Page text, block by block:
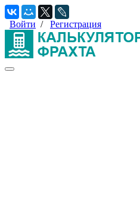
Войти / Регистрация